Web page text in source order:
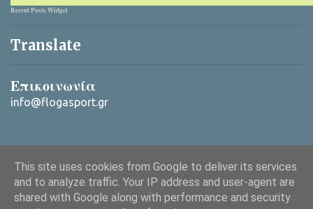
Recent Posts Widget
Translate
Επικοινωνία
info@flogasport.gr
This site uses cookies from Google to deliver its services
and to analyze traffic. Your IP address and user-agent are
shared with Google along with performance and security